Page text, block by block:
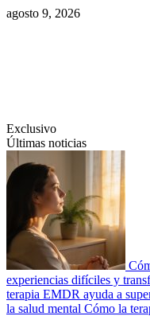
Saltar
agosto 9, 2026
Exclusivo
Últimas noticias
experiencias difíciles y
terapia EMDR ayuda a
la salud mental Cómo la